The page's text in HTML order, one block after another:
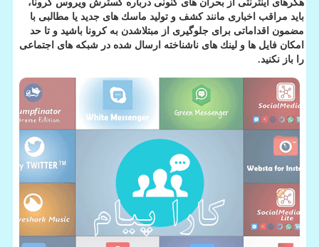
هكرهای اینترنتی از بحران های كنونی درباره گسترش ویروس كرونا،
باید مراقب اخباری مانند كشف و تولید ماسك های جدید یا مطالبی با
مضمون اقداماتی برای جلوگیری از مبتلاشدن به كرونا باشید و تا حد
امكان فایل ها و لینك های ناشناخته ارسال شده در شبكه های اجتماعی
را باز نكنید.